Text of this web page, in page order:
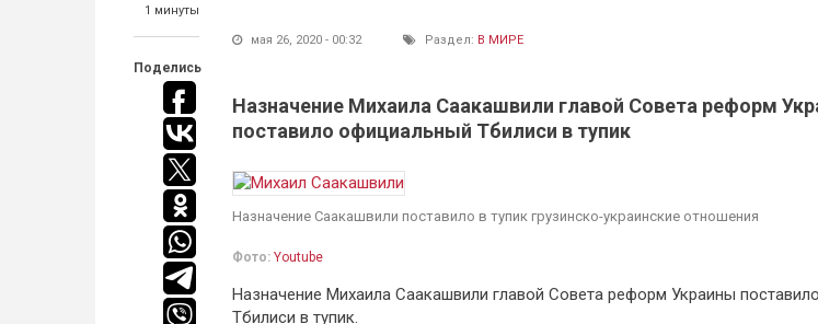
1 минуты
Поделись
мая 26, 2020 - 00:32 Раздел: В МИРЕ
Назначение Михаила Саакашвили главой Совета реформ
поставило официальный Тбилиси в тупик
Назначение Саакашвили поставило в тупик грузинско-украинские отношения
Фото: Youtube
Назначение Михаила Саакашвили главой Совета реформ Украины
Тбилиси в тупик.